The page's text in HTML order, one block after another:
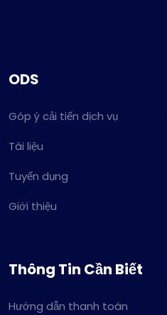
ODS
Góp ý cải tiến dịch vụ
Tài liệu
Tuyển dụng
Giới thiệu
Thông Tin Cần Biết
Hướng dẫn thanh toán